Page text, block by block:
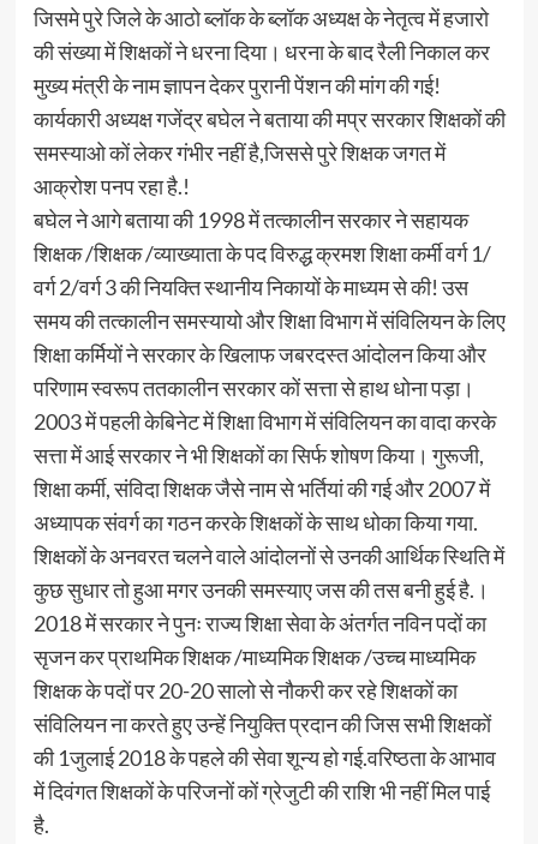
जिसमे पुरे जिले के आठो ब्लॉक के ब्लॉक अध्यक्ष के नेतृत्व में हजारो
की संख्या में शिक्षकों ने धरना दिया। धरना के बाद रैली निकाल कर
मुख्य मंत्री के नाम ज्ञापन देकर पुरानी पेंशन की मांग की गई!
कार्यकारी अध्यक्ष गजेंद्र बघेल ने बताया की मप्र सरकार शिक्षकों की
समस्याओ कों लेकर गंभीर नहीं है,जिससे पुरे शिक्षक जगत में
आक्रोश पनप रहा है.!
बघेल ने आगे बताया की 1998 में तत्कालीन सरकार ने सहायक
शिक्षक /शिक्षक /व्याख्याता के पद विरुद्ध क्रमश शिक्षा कर्मी वर्ग 1/
वर्ग 2/वर्ग 3 की नियक्ति स्थानीय निकायों के माध्यम से की! उस
समय की तत्कालीन समस्यायो और शिक्षा विभाग में संविलियन के लिए
शिक्षा कर्मियों ने सरकार के खिलाफ जबरदस्त आंदोलन किया और
परिणाम स्वरूप ततकालीन सरकार कों सत्ता से हाथ धोना पड़ा।
2003 में पहली केबिनेट में शिक्षा विभाग में संविलियन का वादा करके
सत्ता में आई सरकार ने भी शिक्षकों का सिर्फ शोषण किया। गुरूजी,
शिक्षा कर्मी, संविदा शिक्षक जैसे नाम से भर्तियां की गई और 2007 में
अध्यापक संवर्ग का गठन करके शिक्षकों के साथ धोका किया गया.
शिक्षकों के अनवरत चलने वाले आंदोलनों से उनकी आर्थिक स्थिति में
कुछ सुधार तो हुआ मगर उनकी समस्याए जस की तस बनी हुई है.।
2018 में सरकार ने पुनः राज्य शिक्षा सेवा के अंतर्गत नविन पदों का
सृजन कर प्राथमिक शिक्षक /माध्यमिक शिक्षक /उच्च माध्यमिक
शिक्षक के पदों पर 20-20 सालो से नौकरी कर रहे शिक्षकों का
संविलियन ना करते हुए उन्हें नियुक्ति प्रदान की जिस सभी शिक्षकों
की 1जुलाई 2018 के पहले की सेवा शून्य हो गई.वरिष्ठता के आभाव
में दिवंगत शिक्षकों के परिजनों कों ग्रेजुटी की राशि भी नहीं मिल पाई
है.